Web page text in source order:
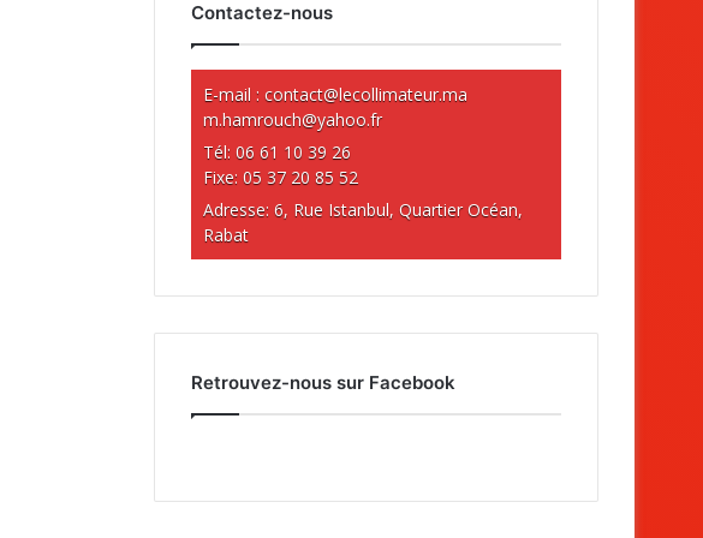
Contactez-nous
E-mail :contact@lecollimateur.ma
m.hamrouch@yahoo.fr
Tél: 06 61 10 39 26
Fixe: 05 37 20 85 52
Adresse: 6, Rue Istanbul, Quartier Océan,
Rabat
Retrouvez-nous sur Facebook